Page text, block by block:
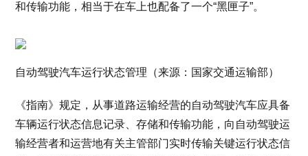
和传输功能，相当于在车上也配备了一个“黑匣子”。
自动驾驶汽车运行状态管理（来源：国家交通运输部）
《指南》规定，从事道路运输经营的自动驾驶汽车应具备
车辆运行状态信息记录、存储和传输功能，向自动驾驶运
输经营者和运营地有关主管部门实时传输关键运行状态信